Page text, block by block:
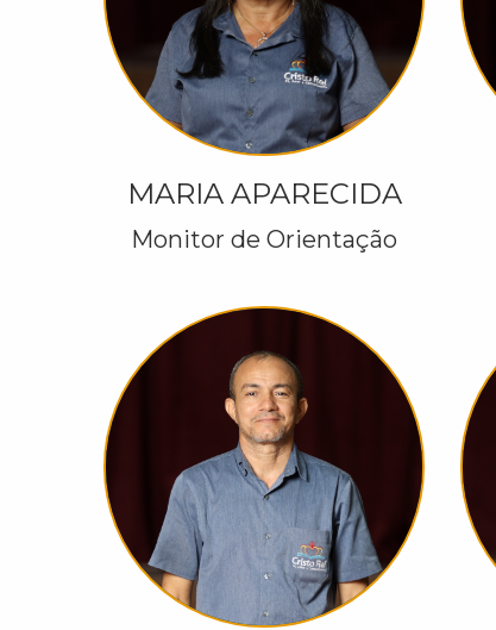
MARIA APARECIDA
Monitor de Orientação